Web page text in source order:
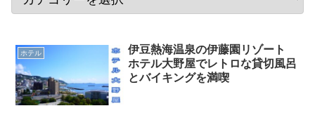
ホテル
伊豆熱海温泉の伊藤園リゾート
ホテル大野屋でレトロな貸切風呂
とバイキングを満喫